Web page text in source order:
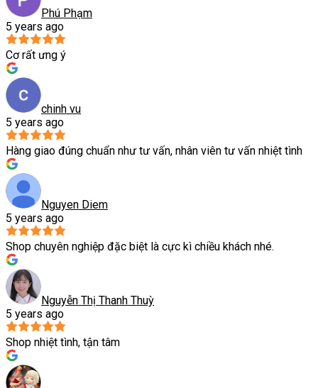
Phú Phạm
5 years ago
Cơ rất ưng ý
chinh vu
5 years ago
Hàng giao đúng chuẩn như tư vấn, nhân viên tư vấn nhiệt tình
Nguyen Diem
5 years ago
Shop chuyên nghiệp đặc biệt là cực kì chiều khách nhé.
Nguyễn Thị Thanh Thuỳ
5 years ago
Shop nhiệt tình, tận tâm